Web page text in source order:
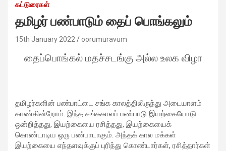
கட்டுரைகள்
தமிழர் பண்பாடும் தைப் பொங்கலும்
15th January 2022 oorumuravum
தைப்பொங்கல் மதச்சடங்கு அல்ல உலக விழா
தமிழர்களின் பண்பாட்டை சங்க காலத்திலிருந்து அடையாளம்
காண்கின்றோம். இந்த சங்ககாலப் பண்பாடு இயற்கையோடு
ஒன்றித்தது, இயற்கையை ரசித்தது, இயற்கையைக்
கொண்டாடிய ஒரு பண்பாடாகும். அந்தக் கால மக்கள்
இயற்கையை எந்தளவுக்குப் புரிந்து கொண்டார்கள், ரசித்தார்கள்